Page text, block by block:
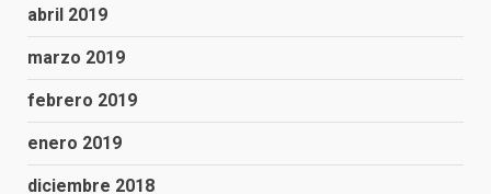
abril 2019
marzo 2019
febrero 2019
enero 2019
diciembre 2018